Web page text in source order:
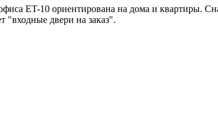
ET-10 ориентирована на дома и
"входные двери на заказ".